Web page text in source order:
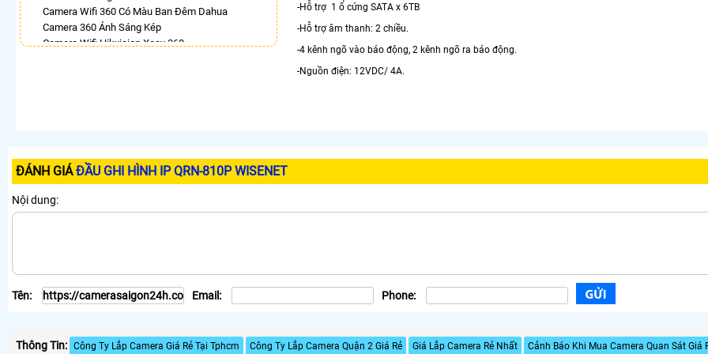
Camera Wifi 360 Có Màu Ban Đêm Dahua
Camera 360 Ánh Sáng Kép
Camera Wifi Hikvision Xoay 360
Lắp Camera Nhà Xưởng Giá Rẻ
Lắp Camera Gia Đình Giá Rẻ
Lắp Camera Kho Hàng Giá Rẻ
-Hỗ trợ 1 ổ cứng SATA x 6TB
-Hỗ trợ âm thanh: 2 chiều.
-4 kênh ngõ vào báo động, 2 kênh ngõ ra báo động.
-Nguồn điện: 12VDC/ 4A.
ĐÁNH GIÁĐẦU GHI HÌNH IP QRN-810P WISENET
Nội dung:
Tên: Email: Phone:
Thông Tin: Công Ty Lắp Camera Giá Rẻ Tại Tphcm Công Ty Lắp Camera Quận 2 Giá Rẻ Giá Lắp Camera Rẻ Nhất Cảnh Báo Khi Mua Camera Quan Sát Giá